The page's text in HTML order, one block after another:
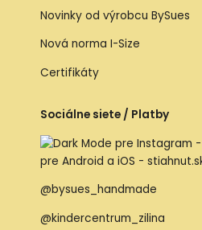
Novinky od výrobcu BySues
Nová norma I-Size
Certifikáty
Sociálne siete / Platby
@bysues_handmade
@kindercentrum_zilina